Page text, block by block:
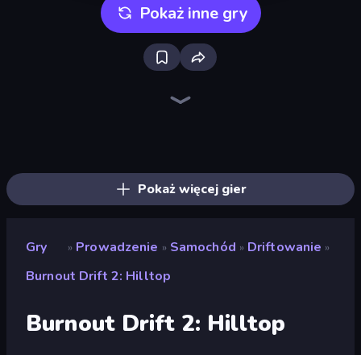
Pokaż inne gry
Pokaż więcej gier
Gry » Prowadzenie » Samochód » Driftowanie »
Burnout Drift 2: Hilltop
Burnout Drift 2: Hilltop